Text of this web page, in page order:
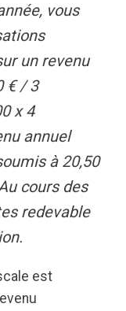
vous
un revenu
€ / 3
x 4
annuel
à 20,50
cours des
redevable
est